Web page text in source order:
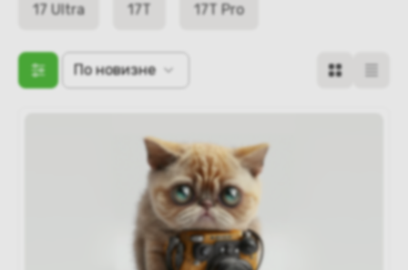
17 Ultra 17T 17T Pro
По новизне